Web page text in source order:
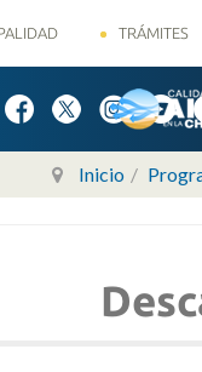
TRÁMITES
Inicio